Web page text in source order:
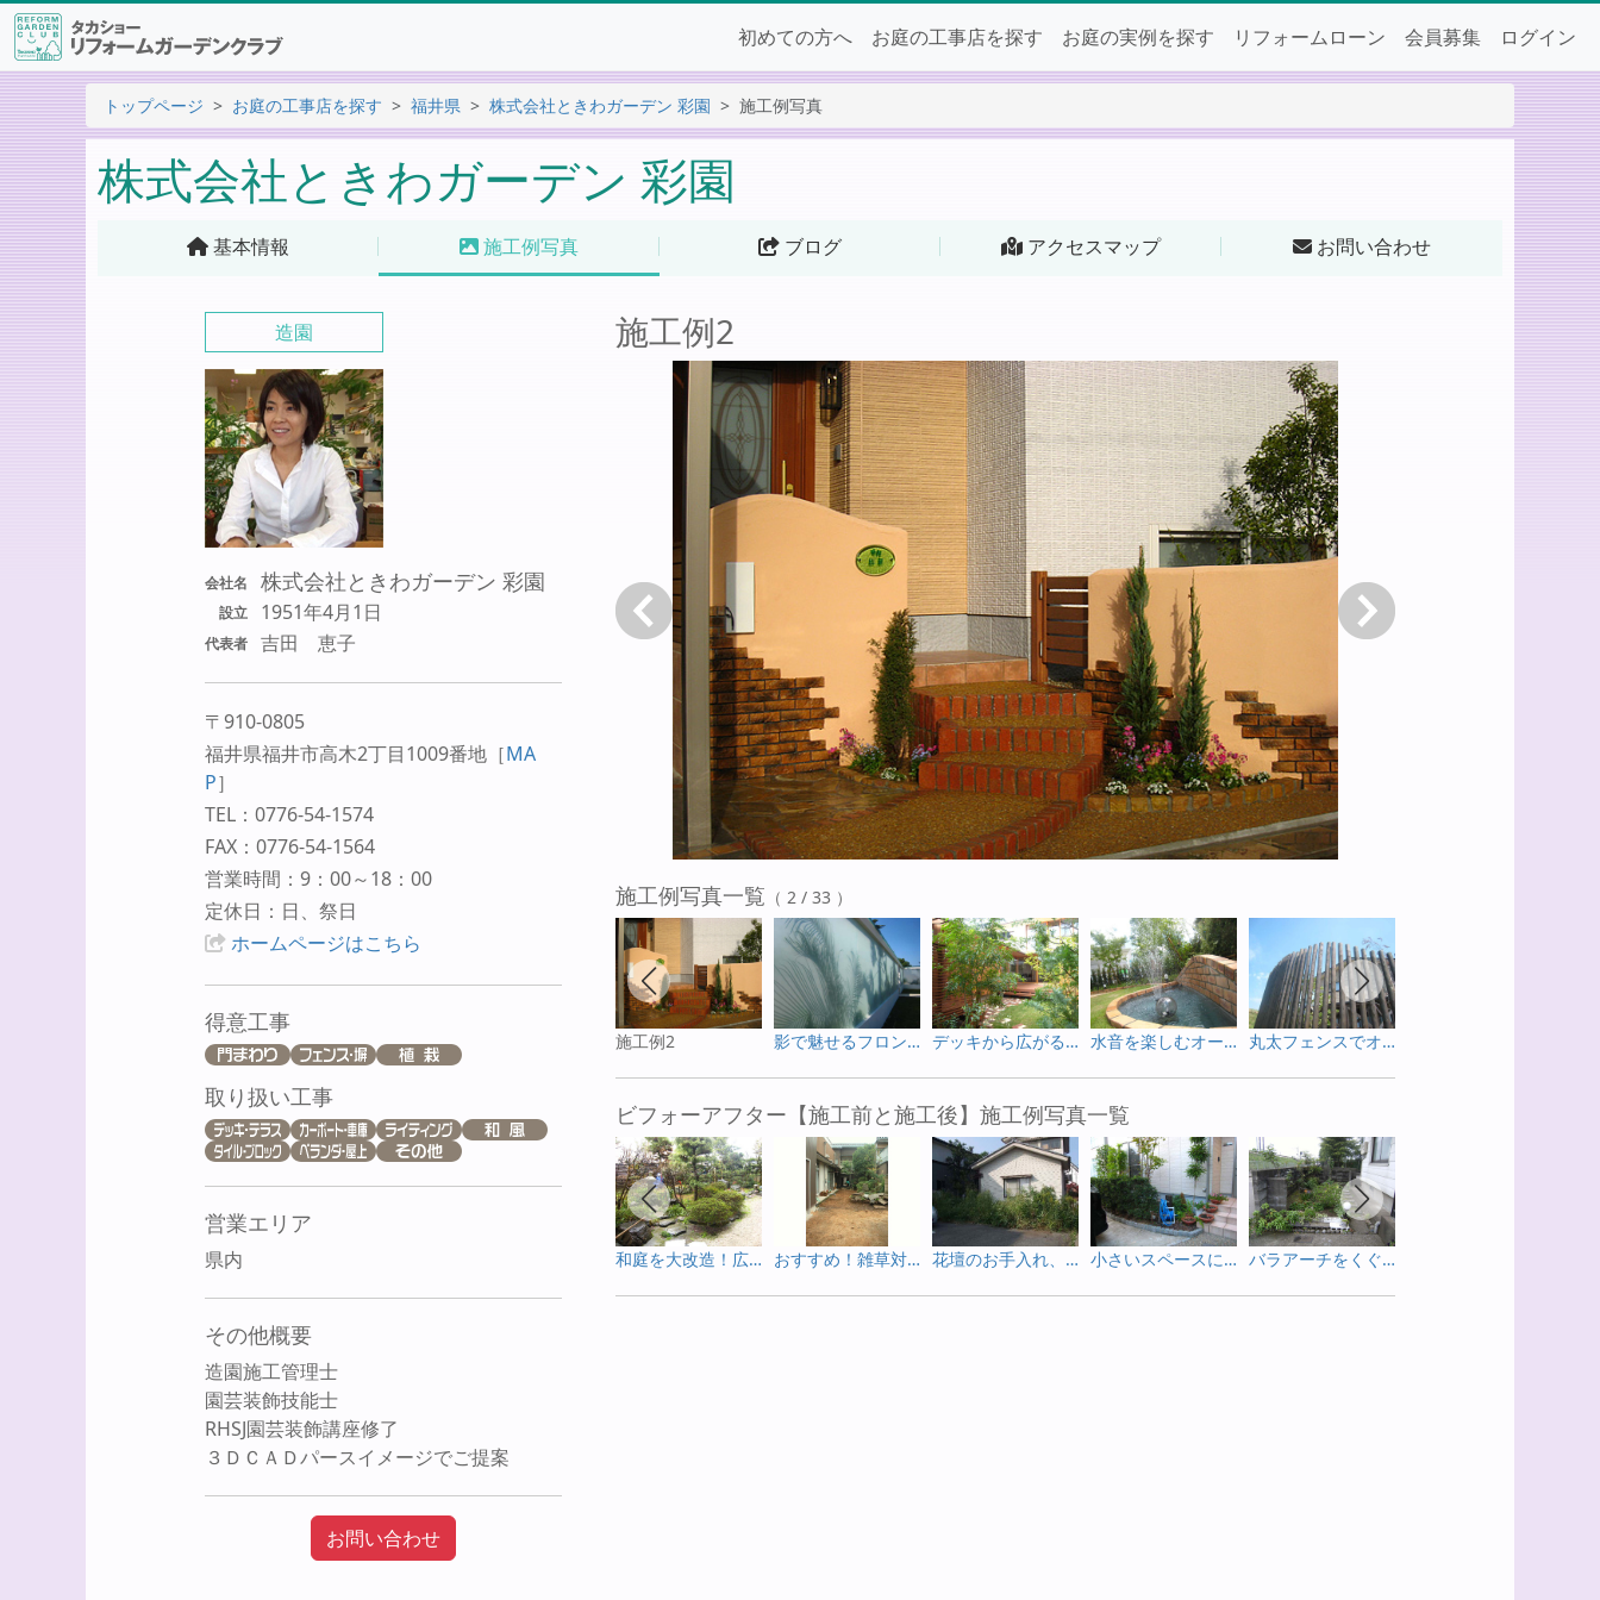
初めての方へ お庭の工事店を探す お庭の実例を探す リフォームローン 会員募集 ログイン
トップページ お庭の工事店を探す 福井県 株式会社ときわガーデン 彩園 施工例写真
株式会社ときわガーデン 彩園
基本情報 施工例写真 ブログ アクセスマップ お問い合わせ
造園
会社名 株式会社ときわガーデン 彩園
設立 1951年4月1日
代表者 吉田 恵子
〒910-0805
福井県福井市高木2丁目1009番地 ［MA
P］
TEL：0776-54-1574
FAX：0776-54-1564
営業時間：9：00～18：00
定休日：日、祭日
ホームページはこちら
得意工事
取り扱い工事
営業エリア
県内
その他概要
造園施工管理士
園芸装飾技能士
RHSJ園芸装飾講座修了
３ＤＣＡＤパースイメージでご提案
お問い合わせ
施工例2
施工例写真一覧 （ 2 / 33 ）
施工例2 影で魅せるフロントガーデン デッキから広がるリビングガーデン 水音を楽しむオープンガーデン 丸太フェンスでオリジナルガーデン
ビフォーアフター【施工前と施工後】施工例写真一覧
和庭を大改造！広々芝庭に生まれ変わりました☆ おすすめ！雑草対策の和庭 花壇のお手入れ、大変な方必見！ 小さいスペースにも癒しの空間 バラアーチをくぐってお花畑へ